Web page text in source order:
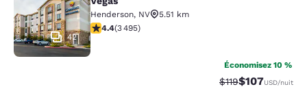
42
Henderson, NV
5.51 km
4.38 étoiles. Excellent. 3495 commentaires
4.4(3 495)
Économisez 10 %
Tarif barré :
$119Tarif réduit :
$107USD/nuit